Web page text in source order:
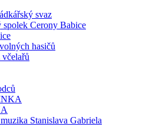
svaz
Cerony Babice
hasičů
včelařů
Stanislava Gabriela